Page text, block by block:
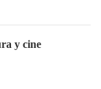
y cine